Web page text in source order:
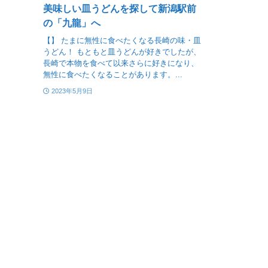
美味しい皿うどんを探して新潟駅前
の「九龍」へ
【】 たまに無性に食べたくなる長崎の味・皿
うどん！ もともと皿うどんが好きでしたが、
長崎で本物を食べて以来さらに好きになり、
無性に食べたくなることがあります。...
2023年5月9日